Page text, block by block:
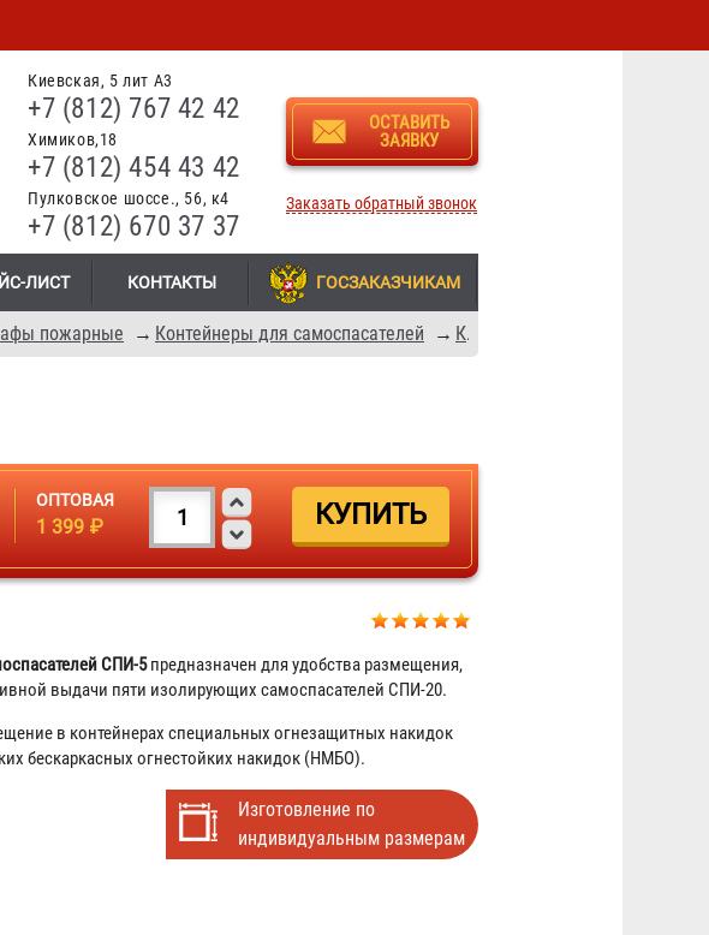
Киевская, 5 лит А3
+7 (812) 767 42 42
Химиков,18
+7 (812) 454 43 42
Пулковское шоссе., 56, к4
+7 (812) 670 37 37
ОСТАВИТЬ
ЗАЯВКУ
Заказать обратный звонок
ЛИСТ КОНТАКТЫ ГОСЗАКАЗЧИКАМ
пожарные → Контейнеры для самоспасателей → Контейнеры СПИ-20
ОПТОВАЯ
1 399 ₽
СПИ-5предназначен для удобства размещения,
выдачи пяти изолирующих самоспасателей СПИ-20.
в контейнерах специальных огнезащитных накидок
бескаркасных огнестойких накидок (НМБО).
Изготовление по
индивидуальным размерам
Самоспасатель промышленный
изолирующий СПИ-20
7 508 ₽